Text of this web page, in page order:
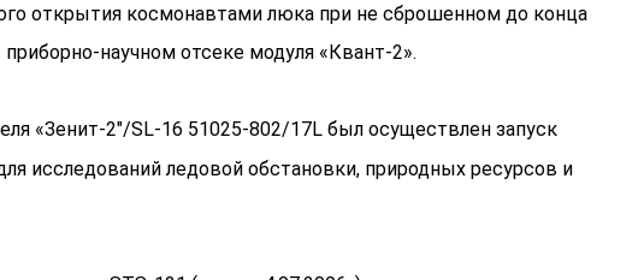
открытия космонавтами люка при не сброшенном до конца
научном отсеке модуля «Квант-2».
«Зенит-2″/SL-16 51025-802/17L был осуществлен запуск
исследований ледовой обстановки, природных ресурсов и